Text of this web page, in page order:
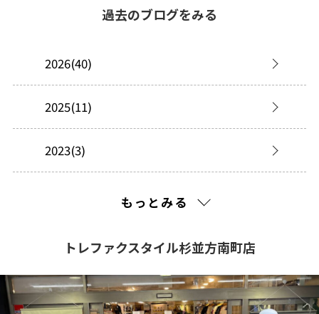
過去のブログをみる
2026(40)
2025(11)
2023(3)
2020(212)
もっとみる
トレファクスタイル杉並方南町店